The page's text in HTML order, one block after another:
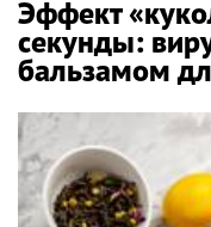
Эффект
секунды:
бальзамом